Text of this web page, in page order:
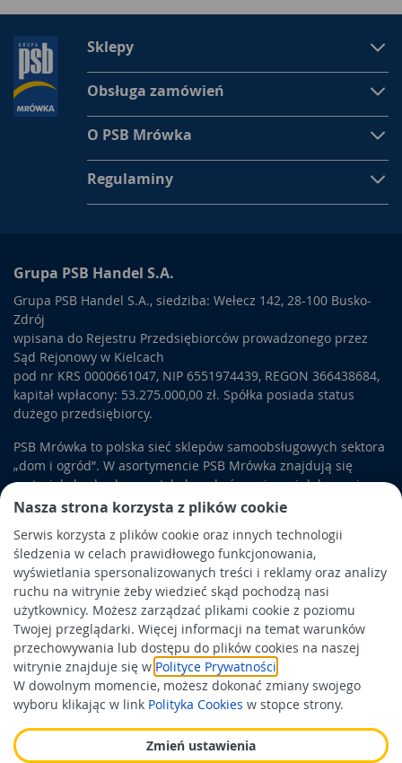
Nasza strona korzysta z plików cookie
Serwis korzysta z plików cookie oraz innych technologii
śledzenia w celach prawidłowego funkcjonowania,
wyświetlania spersonalizowanych treści i reklamy oraz analizy
ruchu na witrynie żeby wiedzieć skąd pochodzą nasi
użytkownicy. Możesz zarządzać plikami cookie z poziomu
Twojej przeglądarki. Więcej informacji na temat warunków
przechowywania lub dostępu do plików cookies na naszej
witrynie znajduje się w Polityce Prywatności
W dowolnym momencie, możesz dokonać zmiany swojego
wyboru klikając w link Polityka Cookies w stopce strony.
Zmień ustawienia
Sklepy
Obsługa zamówień
O PSB Mrówka
Regulaminy
Grupa PSB Handel S.A.
Grupa PSB Handel S.A., siedziba: Wełecz 142, 28-100 Busko-
Zdrój
wpisana do Rejestru Przedsiębiorców prowadzonego przez
Sąd Rejonowy w Kielcach
pod nr KRS 0000661047, NIP 6551974439, REGON 366438684,
kapitał wpłacony: 53.275.000,00 zł. Spółka posiada status
dużego przedsiębiorcy.
PSB Mrówka to polska sieć sklepów samoobsługowych sektora
„dom i ogród”. W asortymencie PSB Mrówka znajdują się
materiały budowlane, artykuły wykończeniowe i dekoracyjne,
wyposażenie łazienek i kuchni, elektronarzędzia, a także
artykuły związane z ogrodem i otoczeniem domu.
Obowiązek informacyjny
Polityka prywatności
Polityka Cookies
Odbiór zużytego sprzętu
Wspierają nas: